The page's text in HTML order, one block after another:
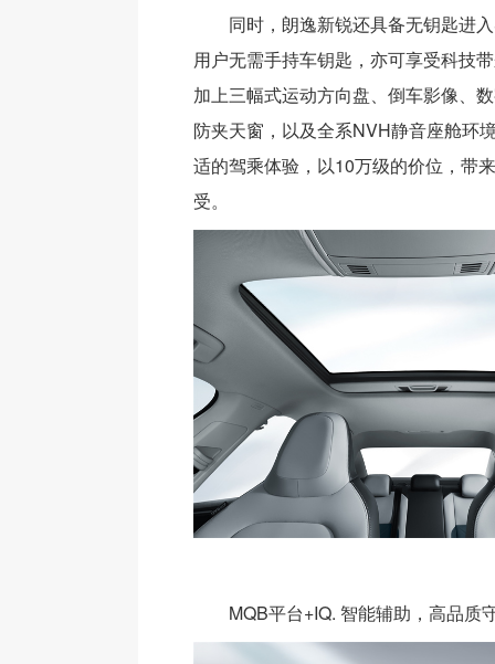
同时，朗逸新锐还具备无钥匙进
用户无需手持车钥匙，亦可享受科技
加上三幅式运动方向盘、倒车影像、
防夹天窗，以及全系NVH静音座舱环
适的驾乘体验，以10万级的价位，带
受。
MQB平台+IQ. 智能辅助，高品质